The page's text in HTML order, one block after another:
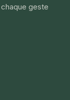
geste